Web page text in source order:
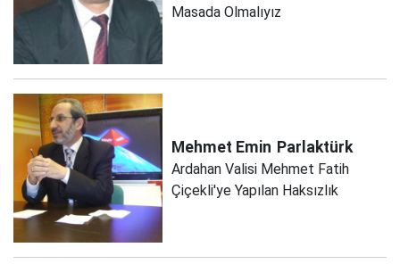
Masada Olmalıyız
Mehmet Emin Parlaktürk
Ardahan Valisi Mehmet Fatih
Çiçekli'ye Yapılan Haksızlık